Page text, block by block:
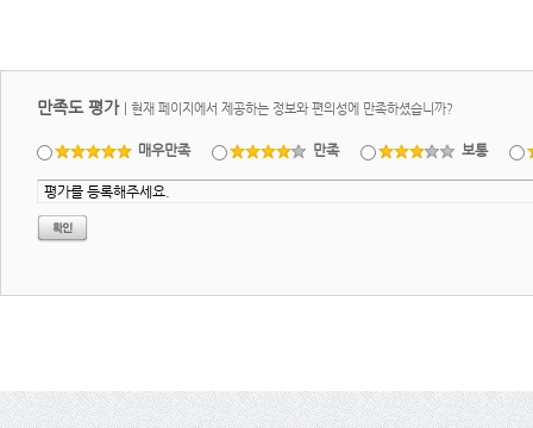
만족도 평가 현재 페이지에서 제공하는 정보와 편의성에 만족하셨습니까?
매우만족 만족 보통